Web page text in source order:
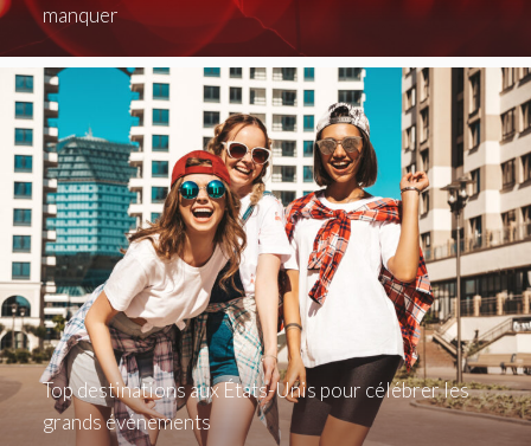
manquer
Top destinations aux États-Unis pour célébrer les
grands événements